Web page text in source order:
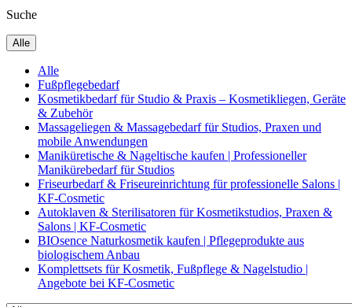
Suche
Alle
Alle
Fußpflegebedarf
Kosmetikbedarf für Studio & Praxis – Kosmetikliegen, Geräte
& Zubehör
Massageliegen & Massagebedarf für Studios, Praxen und
mobile Anwendungen
Maniküretische & Nageltische kaufen | Professioneller
Manikürebedarf für Studios
Friseurbedarf & Friseureinrichtung für professionelle Salons |
KF-Cosmetic
Autoklaven & Sterilisatoren für Kosmetikstudios, Praxen &
Salons | KF-Cosmetic
BIOsence Naturkosmetik kaufen | Pflegeprodukte aus
biologischem Anbau
Komplettsets für Kosmetik, Fußpflege & Nagelstudio |
Angebote bei KF-Cosmetic